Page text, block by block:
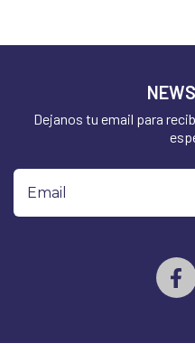
Dejanos tu email para